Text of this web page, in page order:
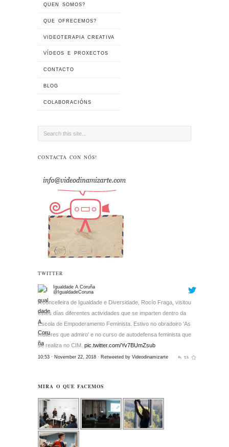
QUEN SOMOS?
QUE OFRECEMOS?
VIDEOTERAPIA CREATIVA
VÍDEOS E PROXECTOS
CONTACTO
BLOG
COLABORACIÓNS
CONTACTA CON NÓS!
TWITTER
Igualdade A Coruña
@IgualdadeCoruna
A concelleira de Igualdade e Diversidade, Rocío Fraga, visitou
estes días diferentes actividades que se imparten dentro da
Escola de Empoderamento Feminista. Estivo no obradoiro 'As
mulleres que admiro' e no curso de autodefensa feminista que
se realiza no CIM. pic.twitter.com/Yv7BUmZsub
10:53 · November 22, 2018 · Retweeted by Videodinamizarte
MIRA O QUE FACEMOS